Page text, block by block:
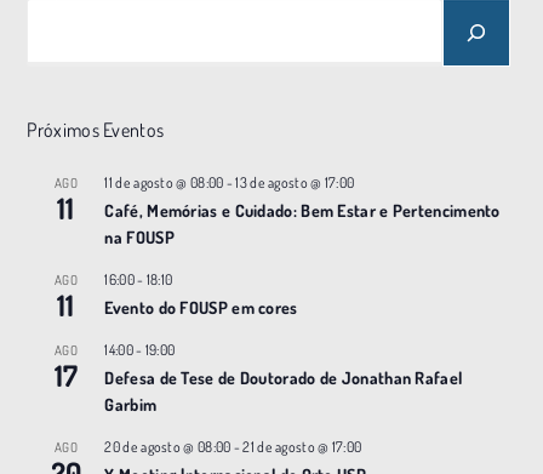
Próximos Eventos
AGO
11
11 de agosto @ 08:00 -13 de agosto @ 17:00
Café, Memórias e Cuidado: Bem Estar e Pertencimento
na FOUSP
AGO
11
16:00- 18:10
Evento do FOUSP em cores
AGO
17
14:00- 19:00
Defesa de Tese de Doutorado de Jonathan Rafael
Garbim
AGO 20 de agosto @ 08:00 -21 de agosto @ 17:00